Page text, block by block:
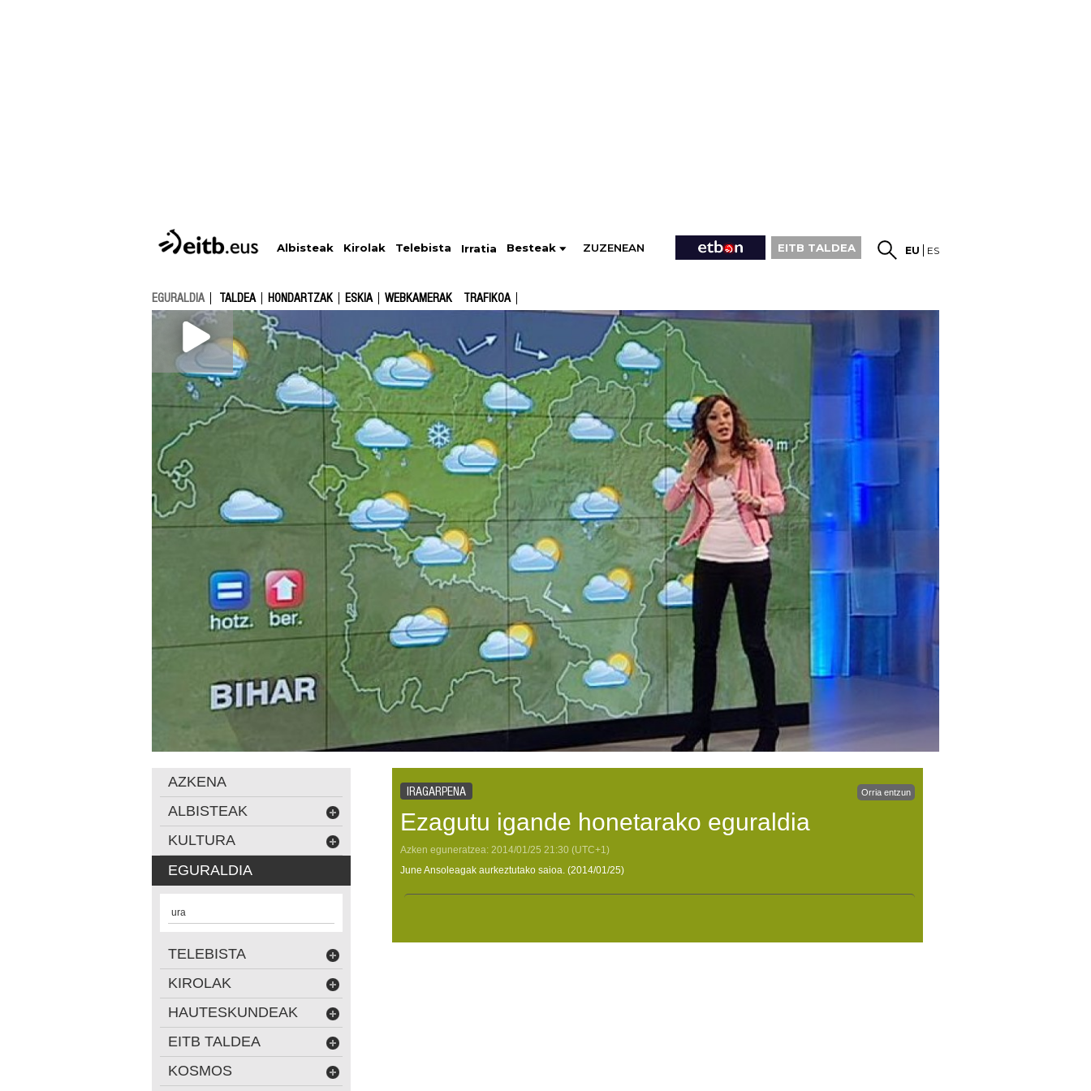
Albisteak Kirolak Telebista Irratia Besteak ZUZENEAN EITB TALDEA EU ES
EGURALDIA TALDEA HONDARTZAK ESKIA WEBKAMERAK TRAFIKOA
IRAGARPENA Orria entzun
Ezagutu igande honetarako eguraldia
Azken eguneratzea: 2014/01/25 21:30 (UTC+1)
June Ansoleagak aurkeztutako saioa. (2014/01/25)
AZKENA
ALBISTEAK
KULTURA
EGURALDIA
ura
TELEBISTA
KIROLAK
HAUTESKUNDEAK
EITB TALDEA
KOSMOS